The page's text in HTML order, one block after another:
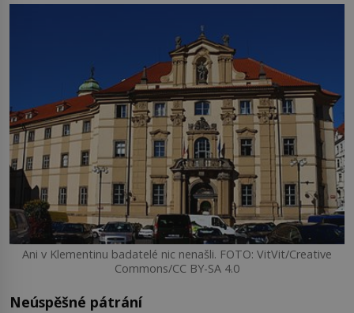
Ani v Klementinu badatelé nic nenašli. FOTO: VitVit/Creative
Commons/CC BY-SA 4.0
Neúspěšné pátrání